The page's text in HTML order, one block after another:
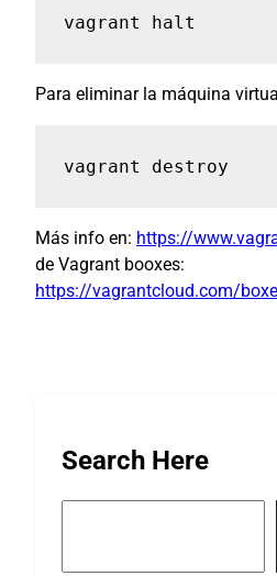
vagrant halt
Para eliminar la máquina
vagrant destroy
Más info en: https://
de Vagrant booxes:
https://vagrantcloud.com/
Search Here